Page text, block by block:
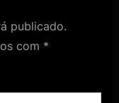
publicado.
com *